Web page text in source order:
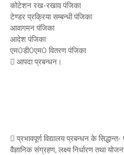
कोटेशन रख-रखाव पंजिका
टेण्डर प्रक्रिया सम्बन्धी पंजिका
आवागमन पंजिका
आदेश पंजिका
एम0डी0एम0 वितरण पंजिका
 आपदा प्रबन्धन।
 प्रभावपूर्ण विद्यालय प्रबन्धन के
वैज्ञानिक संग्रहण, लक्ष्य निर्धारण तथा